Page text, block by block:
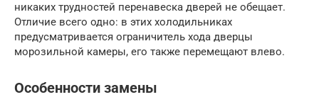
никаких трудностей перенавеска дверей не обещает.
Отличие всего одно: в этих холодильниках
предусматривается ограничитель хода дверцы
морозильной камеры, его также перемещают влево.
Особенности замены